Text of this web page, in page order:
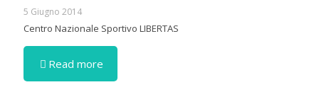
5 Giugno 2014
Centro Nazionale Sportivo LIBERTAS
Read more